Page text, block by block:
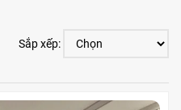
Sắp xếp: